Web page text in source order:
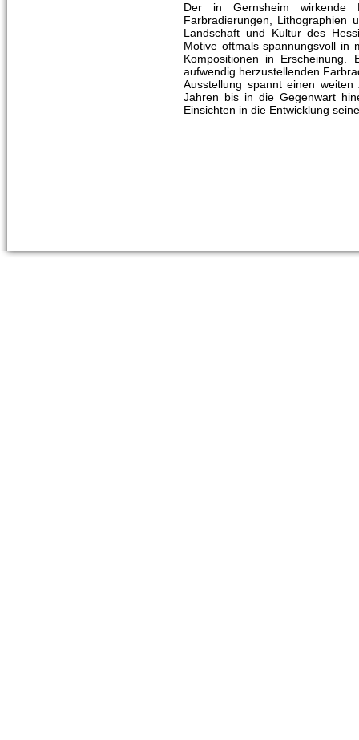
Der in Gernsheim
Farbradierungen, Lithographien
Landschaft und Kultur des
Motive oftmals spannungsvoll in
Kompositionen in Erscheinung.
aufwendig herzustellenden
Ausstellung spannt einen
Jahren bis in die Gegenwart
Einsichten in die Entwicklung